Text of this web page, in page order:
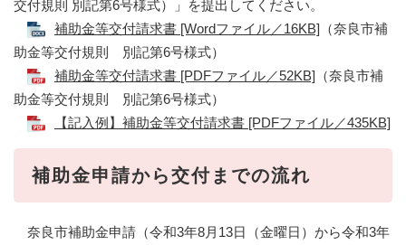
交付規則 別記第6号様式）」を提出してください。
補助金等交付請求書 [Wordファイル／16KB] （奈良市補
助金等交付規則 別記第6号様式）
補助金等交付請求書 [PDFファイル／52KB] （奈良市補
助金等交付規則 別記第6号様式）
【記入例】補助金等交付請求書 [PDFファイル／435KB]
補助金申請から交付までの流れ
奈良市補助金申請（令和3年8月13日（金曜日）から令和3年